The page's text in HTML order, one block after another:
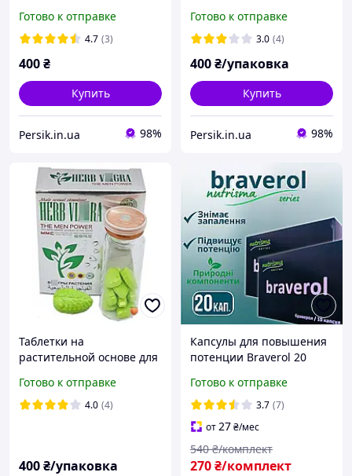
Готово к отправке
4.7 (3)
400₴
Купить
Persik.in.ua 98%
Готово к отправке
3.0 (4)
400₴/упаковка
Купить
Persik.in.ua 98%
Таблетки на
растительной основе для
Готово к отправке
4.0 (4)
400₴/упаковка
Капсулы для повышения
потенции Braverol 20
средство от простатита
Браверол
Готово к отправке
3.7 (7)
от27₴/мес
270₴/комплект
540 ₴/комплект